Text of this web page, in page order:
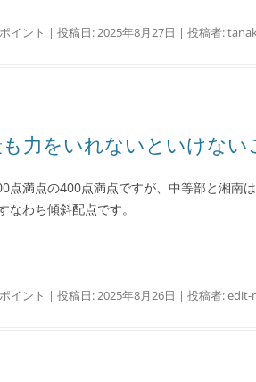
イント | 投稿日:2025年8月27日 | 投稿者:
力をいれないといけない
点満点の400点満点ですが、中等部と湘南
なわち傾斜配点です。
イント | 投稿日:2025年8月26日 | 投稿者:edit-